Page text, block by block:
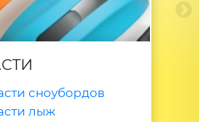
сноубордов
лыж